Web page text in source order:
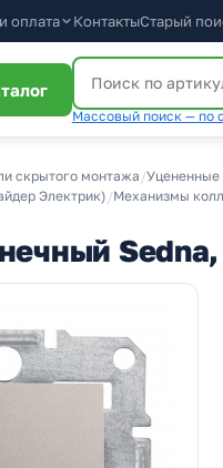
оплата КонтактыСтарый
Массовый поиск — по
скрытого монтажа/Уцененные
Электрик) /Механизмы